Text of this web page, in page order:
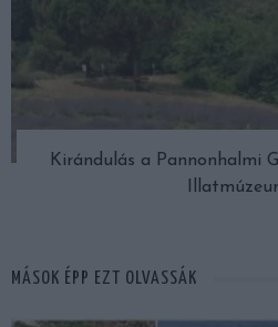
Kirándulás a Pannonhalmi
MÁSOK ÉPP EZT OLVASSÁK